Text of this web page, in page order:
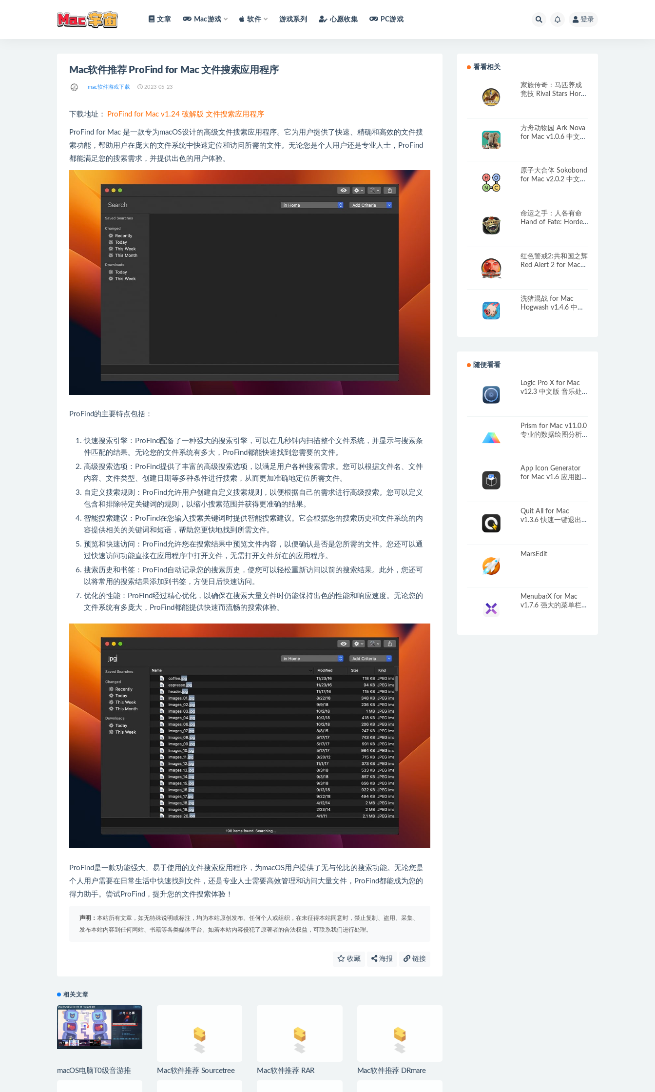
文章 Mac游戏 软件 游戏系列 心愿收集 PC游戏 登录
Mac软件推荐 ProFind for Mac 文件搜索应用程序
mac软件游戏下载 2023-05-23
下载地址： ProFind for Mac v1.24 破解版 文件搜索应用程序
ProFind for Mac 是一款专为macOS设计的高级文件搜索应用程序。它为用户提供了快速、精确和高效的文件搜
索功能，帮助用户在庞大的文件系统中快速定位和访问所需的文件。无论您是个人用户还是专业人士，ProFind
都能满足您的搜索需求，并提供出色的用户体验。
ProFind的主要特点包括：
快速搜索引擎：ProFind配备了一种强大的搜索引擎，可以在几秒钟内扫描整个文件系统，并显示与搜索条
件匹配的结果。无论您的文件系统有多大，ProFind都能快速找到您需要的文件。
高级搜索选项：ProFind提供了丰富的高级搜索选项，以满足用户各种搜索需求。您可以根据文件名、文件
内容、文件类型、创建日期等多种条件进行搜索，从而更加准确地定位所需文件。
自定义搜索规则：ProFind允许用户创建自定义搜索规则，以便根据自己的需求进行高级搜索。您可以定义
包含和排除特定关键词的规则，以缩小搜索范围并获得更准确的结果。
智能搜索建议：ProFind在您输入搜索关键词时提供智能搜索建议。它会根据您的搜索历史和文件系统的内
容提供相关的关键词和短语，帮助您更快地找到所需文件。
预览和快速访问：ProFind允许您在搜索结果中预览文件内容，以便确认是否是您所需的文件。您还可以通
过快速访问功能直接在应用程序中打开文件，无需打开文件所在的应用程序。
搜索历史和书签：ProFind自动记录您的搜索历史，使您可以轻松重新访问以前的搜索结果。此外，您还可
以将常用的搜索结果添加到书签，方便日后快速访问。
优化的性能：ProFind经过精心优化，以确保在搜索大量文件时仍能保持出色的性能和响应速度。无论您的
文件系统有多庞大，ProFind都能提供快速而流畅的搜索体验。
ProFind是一款功能强大、易于使用的文件搜索应用程序，为macOS用户提供了无与伦比的搜索功能。无论您是
个人用户需要在日常生活中快速找到文件，还是专业人士需要高效管理和访问大量文件，ProFind都能成为您的
得力助手。尝试ProFind，提升您的文件搜索体验！
声明： 本站所有文章，如无特殊说明或标注，均为本站原创发布。任何个人或组织，在未征得本站同意时，禁止复制、盗用、采集、
发布本站内容到任何网站、书籍等各类媒体平台。如若本站内容侵犯了原著者的合法权益，可联系我们进行处理。
收藏 海报 链接
相关文章
macOS电脑T0级音游推
Mac软件推荐 Sourcetree
Mac软件推荐 RAR
Mac软件推荐 DRmare
看看相关
家族传奇：马匹养成
竞技 Rival Stars Horse
方舟动物园 Ark Nova
for Mac v1.0.6 中文原
原子大合体 Sokobond
for Mac v2.0.2 中文原
命运之手：人各有命
Hand of Fate: Hordes
红色警戒2:共和国之辉
Red Alert 2 for Mac
洗猪混战 for Mac
Hogwash v1.4.6 中文
随便看看
Logic Pro X for Mac
v12.3 中文版 音乐处
Prism for Mac v11.0.0
专业的数据绘图分析
App Icon Generator
for Mac v1.6 应用图标
Quit All for Mac
v1.3.6 快速一键退出应
MarsEdit
MenubarX for Mac
v1.7.6 强大的菜单栏浏